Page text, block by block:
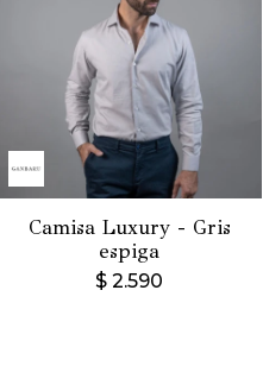
Camisa Luxury - Gris
espiga
$ 2.590